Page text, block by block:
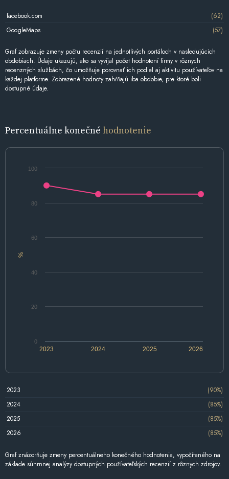
facebook.com
(62)
GoogleMaps
(57)
Graf zobrazuje zmeny počtu recenzií na jednotlivých portáloch v nasledujúcich
obdobiach. Údaje ukazujú, ako sa vyvíjal počet hodnotení firmy v rôznych
recenzných službách, čo umožňuje porovnať ich podiel aj aktivitu používateľov na
každej platforme. Zobrazené hodnoty zahŕňajú iba obdobie, pre ktoré boli
dostupné údaje.
Percentuálne konečné hodnotenie
%
2024 2026
2023 2025
0
20
40
60
80
100
2023
(90%)
2024
(85%)
2025
(85%)
2026
(85%)
Graf znázorňuje zmeny percentuálneho konečného hodnotenia, vypočítaného na
základe súhrnnej analýzy dostupných používateľských recenzií z rôznych zdrojov.